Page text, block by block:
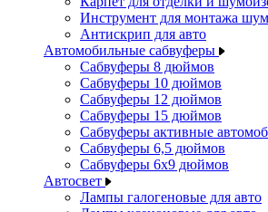
Инструмент для монтажа
Антискрип для авто
Автомобильные сабвуферы
Сабвуферы 8 дюймов
Сабвуферы 10 дюймов
Сабвуферы 12 дюймов
Сабвуферы 15 дюймов
Сабвуферы активные
Сабвуферы 6,5 дюймов
Сабвуферы 6x9 дюймов
Автосвет
Лампы галогеновые для авто